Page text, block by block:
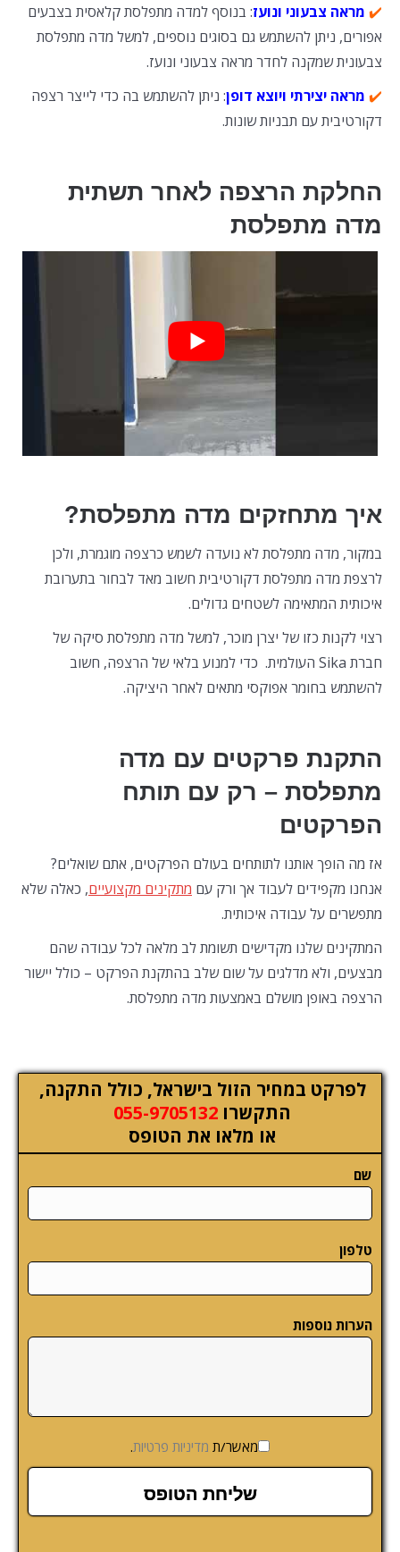
✔️ מראה צבעוני ונועז: בנוסף למדה מתפלסת קלאסית בצבעים
אפורים, ניתן להשתמש גם בסוגים נוספים, למשל מדה מתפלסת
צבעונית שמקנה לחדר מראה צבעוני ונועז.
✔️ מראה יצירתי ויוצא דופן: ניתן להשתמש בה כדי לייצר רצפה
דקורטיבית עם תבניות שונות.
החלקת הרצפה לאחר תשתית
מדה מתפלסת
איך מתחזקים מדה מתפלסת?
במקור, מדה מתפלסת לא נועדה לשמש כרצפה מוגמרת, ולכן
לרצפת מדה מתפלסת דקורטיבית חשוב מאד לבחור בתערובת
איכותית המתאימה לשטחים גדולים.
רצוי לקנות כזו של יצרן מוכר, למשל מדה מתפלסת סיקה של
חברת Sika העולמית. כדי למנוע בלאי של הרצפה, חשוב
להשתמש בחומר אפוקסי מתאים לאחר היציקה.
התקנת פרקטים עם מדה
מתפלסת – רק עם תותח
הפרקטים
אז מה הופך אותנו לתותחים בעולם הפרקטים, אתם שואלים?
אנחנו מקפידים לעבוד אך ורק עם מתקינים מקצועיים, כאלה שלא
מתפשרים על עבודה איכותית.
המתקינים שלנו מקדישים תשומת לב מלאה לכל עבודה שהם
מבצעים, ולא מדלגים על שום שלב בהתקנת הפרקט – כולל יישור
הרצפה באופן מושלם באמצעות מדה מתפלסת.
לפרקט במחיר הזול בישראל, כולל התקנה,
התקשרו 055-9705132
או מלאו את הטופס
שם
טלפון
הערות נוספות
מאשר/ת מדיניות פרטיות.